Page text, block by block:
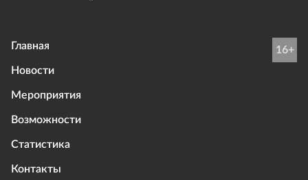
Главная
Новости
Мероприятия
Возможности
Статистика
Контакты
16+